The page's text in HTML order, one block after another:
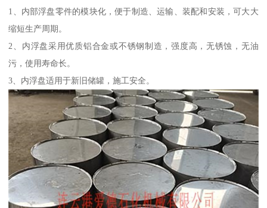
1、内部浮盘零件的模块化，便于制造、运输、装配和安装，可大大
缩短生产周期。
2、内浮盘采用优质铝合金或不锈钢制造，强度高，无锈蚀，无油
污，使用寿命长。
3、内浮盘适用于新旧储罐，施工安全。